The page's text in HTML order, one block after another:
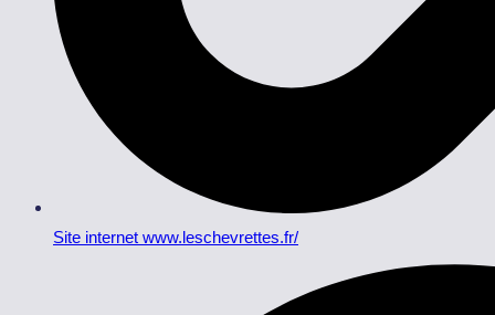
Site internet www.leschevrettes.fr/